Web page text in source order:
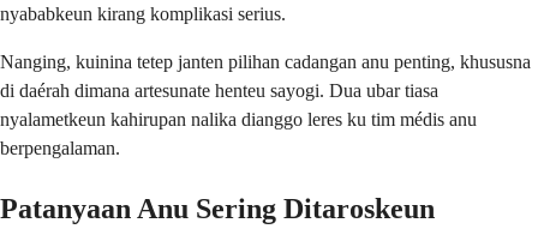
nyababkeun kirang komplikasi serius.
Nanging, kuinina tetep janten pilihan cadangan anu penting, khususna
di daérah dimana artesunate henteu sayogi. Dua ubar tiasa
nyalametkeun kahirupan nalika dianggo leres ku tim médis anu
berpengalaman.
Patanyaan Anu Sering Ditaroskeun